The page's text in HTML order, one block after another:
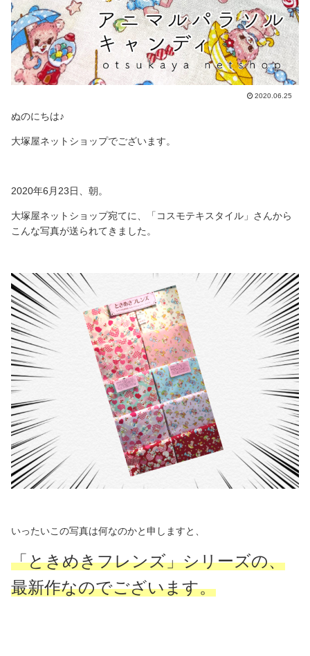
2020.06.25
ぬのにちは♪
大塚屋ネットショップでございます。
2020年6月23日、朝。
大塚屋ネットショップ宛てに、「コスモテキスタイル」さんから
こんな写真が送られてきました。
いったいこの写真は何なのかと申しますと、
「ときめきフレンズ」シリーズの、
最新作なのでございます。